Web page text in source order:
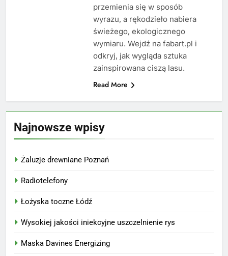
przemienia się w sposób
wyrazu, a rękodzieło nabiera
świeżego, ekologicznego
wymiaru. Wejdź na fabart.pl i
odkryj, jak wygląda sztuka
zainspirowana ciszą lasu.
Read More
Najnowsze wpisy
Żaluzje drewniane Poznań
Radiotelefony
Łożyska toczne Łódź
Wysokiej jakości iniekcyjne uszczelnienie rys
Maska Davines Energizing